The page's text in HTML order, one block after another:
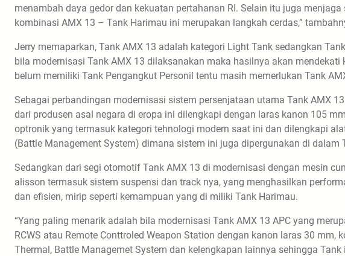
menambah daya gedor dan kekuatan pertahanan RI. Selain itu juga
kombinasi AMX 13 – Tank Harimau ini merupakan langkah cerdas,”
Jerry memaparkan, Tank AMX 13 adalah kategori Light Tank sedangkan
bila modernisasi Tank AMX 13 dilaksanakan maka hasilnya akan
belum memiliki Tank Pengangkut Personil tentu masih memerlukan Tank
Sebagai perbandingan modernisasi sistem persenjataan utama Tank AMX
dari produsen asal negara di eropa ini dilengkapi dengan laras kanon 105
optronik yang termasuk kategori tehnologi modern saat ini dan dilengkapi
(Battle Management System) dimana sistem ini juga dipergunakan di dalam
Sedangkan dari segi otomotif Tank AMX 13 di modernisasi dengan mesin
alisson termasuk sistem suspensi dan track nya, yang menghasilkan
dan efisien, mirip seperti kemampuan yang di miliki Tank Harimau.
“Yang paling menarik adalah bila modernisasi Tank AMX 13 APC yang
RCWS atau Remote Conttroled Weapon Station dengan kanon laras 30 mm,
Thermal, Battle Managemet System dan kelengkapan lainnya sehingga